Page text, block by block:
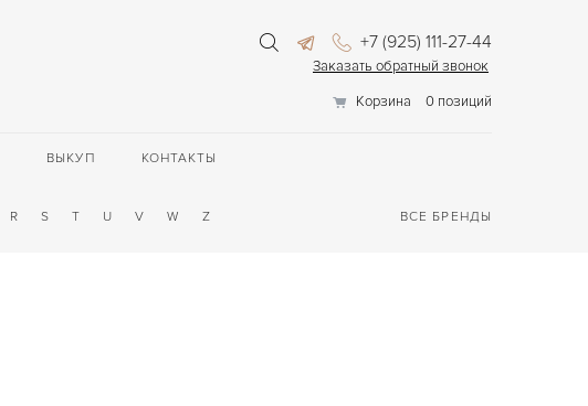
+7 (925) 111-27-44
Заказать обратный звонок
Корзина
0 позиций
ВЫКУП КОНТАКТЫ
R S T U V W Z ВСЕ БРЕНДЫ